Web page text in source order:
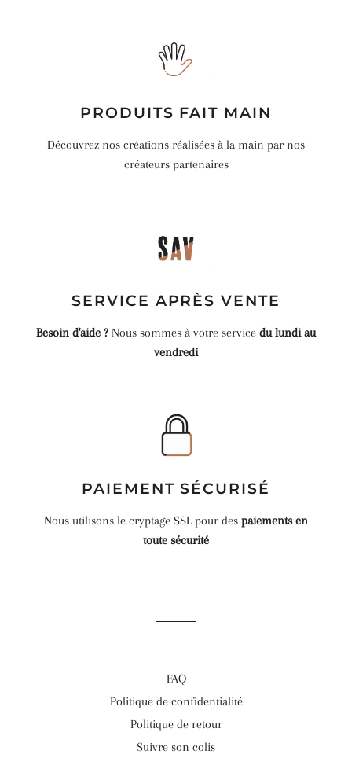
PRODUITS FAIT MAIN
Découvrez nos créations réalisées à la main par nos
créateurs partenaires
SERVICE APRÈS VENTE
Besoin d'aide ? Nous sommes à votre service du lundi au
vendredi
PAIEMENT SÉCURISÉ
Nous utilisons le cryptage SSL pour des paiements en
toute sécurité
FAQ
Politique de confidentialité
Politique de retour
Suivre son colis